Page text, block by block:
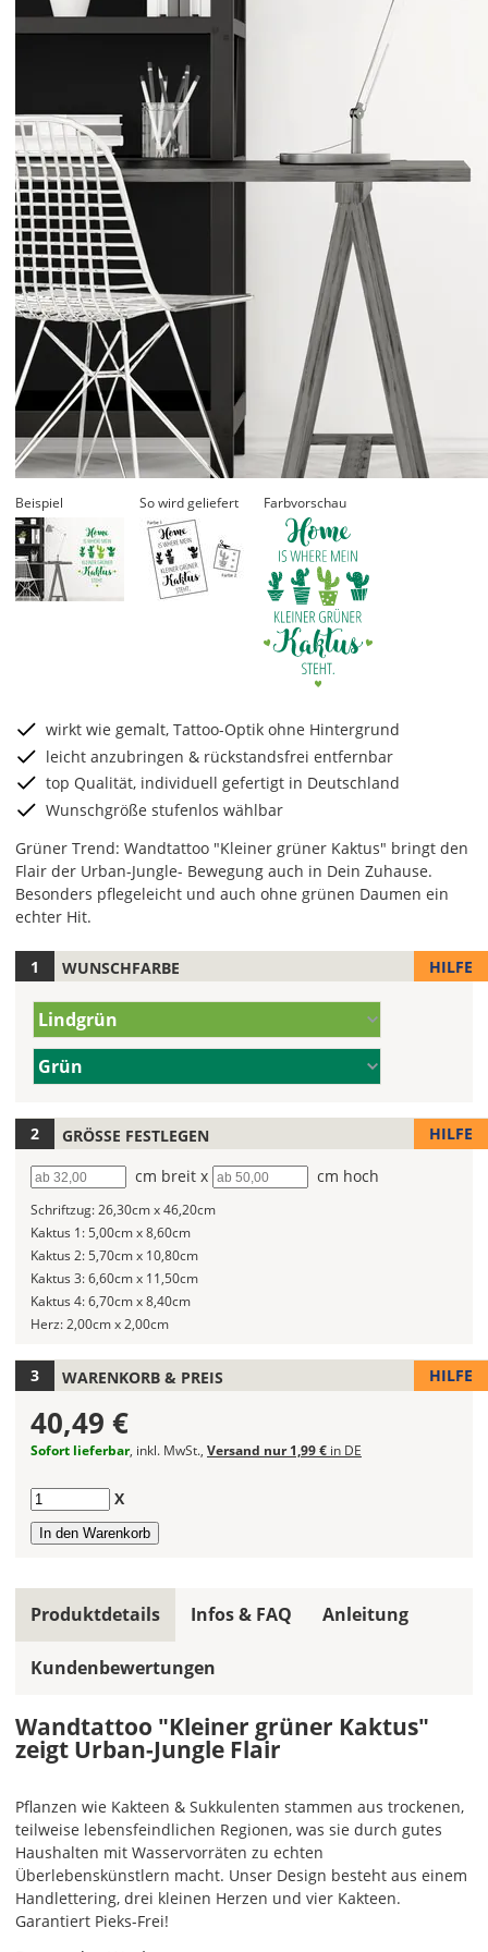
Beispiel So wird geliefert Farbvorschau
wirkt wie gemalt, Tattoo-Optik ohne Hintergrund
leicht anzubringen & rückstandsfrei entfernbar
top Qualität, individuell gefertigt in Deutschland
Wunschgröße stufenlos wählbar
Grüner Trend: Wandtattoo "Kleiner grüner Kaktus" bringt den
Flair der Urban-Jungle- Bewegung auch in Dein Zuhause.
Besonders pflegeleicht und auch ohne grünen Daumen ein
echter Hit.
Hier
die
Farbe
Deines
fest!
Bei
mehrfarbigen
Wandtattoos
kannst
Du
die
Farben
frei
Wählst
Du
allen
die
gleiche
Farbe,
mehrfarbiges
Wandtattoo
einfarbig.
Klick
auf
Farbvorschau-
Bild,
öffnet
sich
die
Farbvorschau
WUNSCHFARBE HILFE
Farbe/n
(Wert
1)
Lindgrün
Farbe/n
(Wert
Grün
GRÖSSE FESTLEGEN HILFE
Breite cm breit x Höhe cm hoch
Schriftzug:26,30cm x 46,20cm
Kaktus 1:5,00cm x 8,60cm
Kaktus 2:5,70cm x 10,80cm
Kaktus 3:6,60cm x 11,50cm
Kaktus 4:6,70cm x 8,40cm
Herz:2,00cm x 2,00cm
WARENKORB & PREIS HILFE
40,49 €
Sofort lieferbar, inkl. MwSt., Versand nur 1,99 € in DE
Anzahl X
Produktdetails
Wandtattoo "Kleiner grüner Kaktus"
zeigt Urban-Jungle Flair
Pflanzen wie Kakteen & Sukkulenten stammen aus trockenen,
teilweise lebensfeindlichen Regionen, was sie durch gutes
Haushalten mit Wasservorräten zu echten
Überlebenskünstlern macht. Unser Design besteht aus einem
Handlettering, drei kleinen Herzen und vier Kakteen.
Garantiert Pieks-Frei!
Infos & FAQ Anleitung
Kundenbewertungen